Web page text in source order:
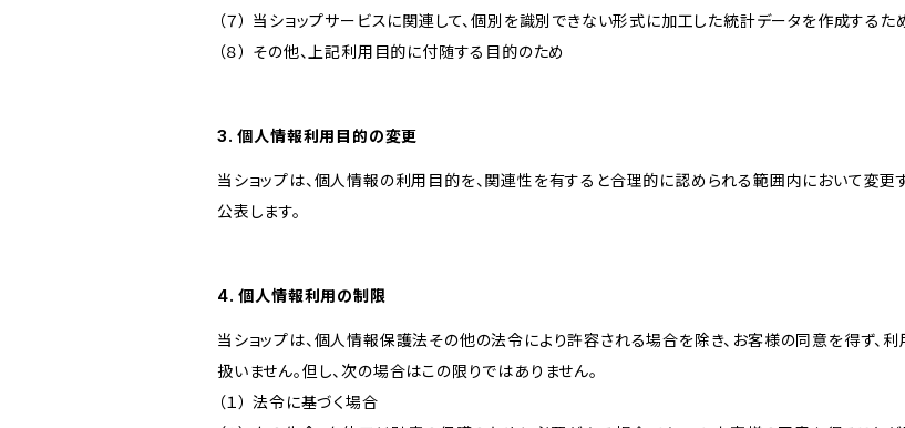
（７） 当ショップサービスに関連して、個別を識別できない形式に加工した統計データを作成するた
（８） その他、上記利用目的に付随する目的のため
3. 個人情報利用目的の変更
当ショップは、個人情報の利用目的を、関連性を有すると合理的に認められる範囲内において変
公表します。
4. 個人情報利用の制限
当ショップは、個人情報保護法その他の法令により許容される場合を除き、お客様の同意を得ず
扱いません。但し、次の場合はこの限りではありません。
（１） 法令に基づく場合